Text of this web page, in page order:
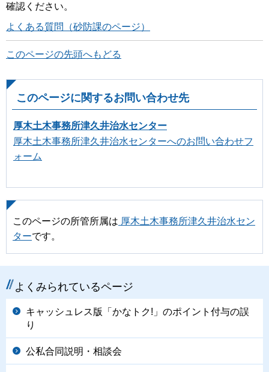
確認ください。
よくある質問（砂防課のページ）
このページの先頭へもどる
このページに関するお問い合わせ先
厚木土木事務所津久井治水センター
厚木土木事務所津久井治水センターへのお問い合わせフ
ォーム
このページの所管所属は 厚木土木事務所津久井治水セン
ターです。
よくみられているページ
キャッシュレス版「かなトク!」のポイント付与の誤
り
公私合同説明・相談会